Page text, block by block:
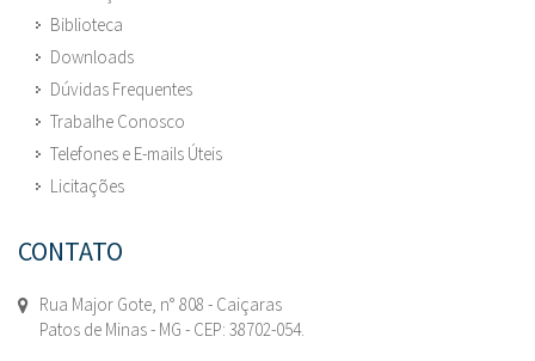
Biblioteca
Downloads
Dúvidas Frequentes
Trabalhe Conosco
Telefones e E-mails Úteis
Licitações
CONTATO
Rua Major Gote, n° 808 - Caiçaras
Patos de Minas - MG - CEP: 38702-054.